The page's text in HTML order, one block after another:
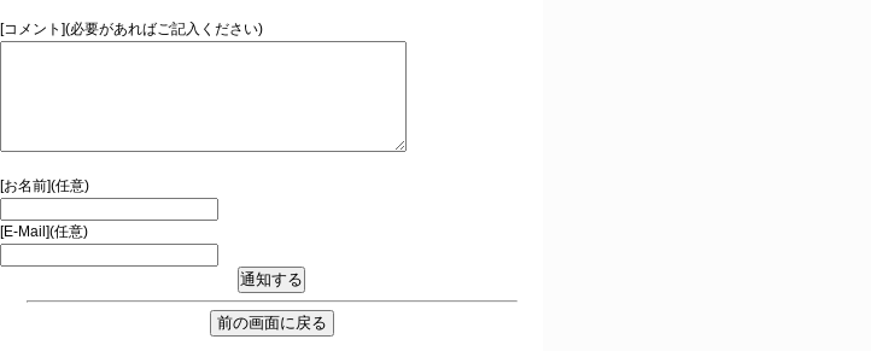
[コメント](必要があればご記入ください)
[お名前](任意)
[E-Mail](任意)